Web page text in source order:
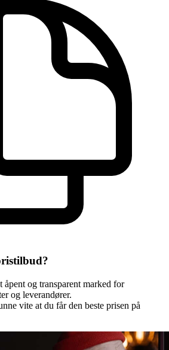
og transparent marked for
og leverandører.
vite at du får den beste prisen på